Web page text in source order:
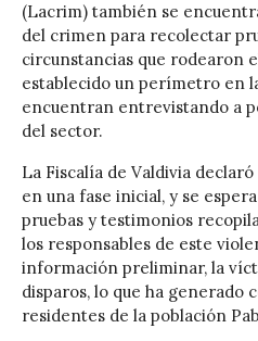
(Lacrim) también se
del crimen para recolectar
circunstancias que rodearon
establecido un perímetro en
encuentran entrevistando a
del sector.
La Fiscalía de Valdivia
en una fase inicial, y se
pruebas y testimonios
los responsables de este
información preliminar, la
disparos, lo que ha generado
residentes de la población